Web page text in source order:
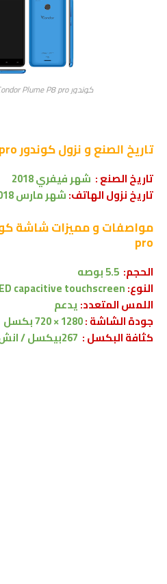
كوندور Condor Plume P8 pro
تاريخ الصنع و نزولكوندور Condor Plume P8 pro
تاريخ الصنع : شهر فيفري
تاريخ نزول الهاتف:شهرمارس
مواصفات و مميزات شاشة
pro
الحجم:
النوع:capacitive touchscreen
اللمس المتعدد:يدعم
جودة الشاشة :1280 × 720 بكسل
كثافة البكسل :